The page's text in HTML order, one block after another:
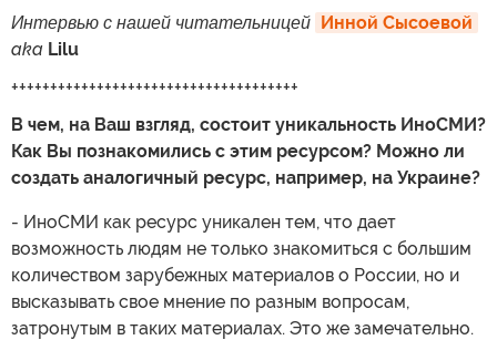
Интервью с нашей читательницей Инной Сысоевой
aka Lilu
+++++++++++++++++++++++++++++++++++++
В чем, на Ваш взгляд, состоит уникальность ИноСМИ?
Как Вы познакомились с этим ресурсом? Можно ли
создать аналогичный ресурс, например, на Украине?
- ИноСМИ как ресурс уникален тем, что дает
возможность людям не только знакомиться с большим
количеством зарубежных материалов о России, но и
высказывать свое мнение по разным вопросам,
затронутым в таких материалах. Это же замечательно.